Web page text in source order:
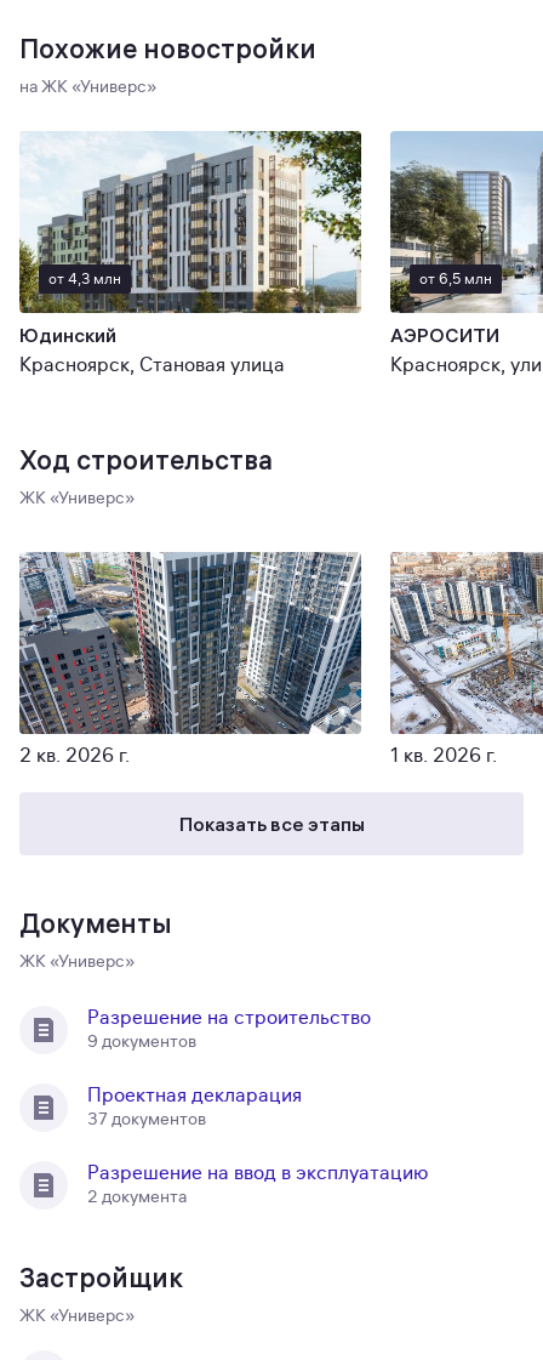
Похожие новостройки
на ЖК «Универс»
от 4,3 млн
Юдинский
Красноярск, Становая улица
от 6,5 млн
АЭРОCИТИ
Ход строительства
ЖК «Универс»
2 кв. 2026 г. 1 кв. 2026 г.
Показать все этапы
Документы
ЖК «Универс»
Разрешение на строительство
9 документов
Проектная декларация
37 документов
Разрешение на ввод в эксплуатацию
2 документа
Застройщик
ЖК «Универс»